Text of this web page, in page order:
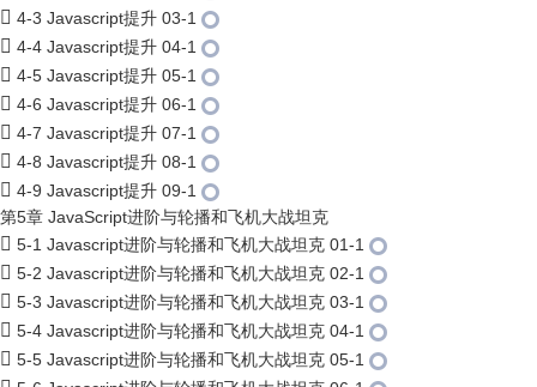
4-3 Javascript提升 03-1
4-4 Javascript提升 04-1
4-5 Javascript提升 05-1
4-6 Javascript提升 06-1
4-7 Javascript提升 07-1
4-8 Javascript提升 08-1
4-9 Javascript提升 09-1
第5章 JavaScript进阶与轮播和飞机大战坦克
5-1 Javascript进阶与轮播和飞机大战坦克 01-1
5-2 Javascript进阶与轮播和飞机大战坦克 02-1
5-3 Javascript进阶与轮播和飞机大战坦克 03-1
5-4 Javascript进阶与轮播和飞机大战坦克 04-1
5-5 Javascript进阶与轮播和飞机大战坦克 05-1